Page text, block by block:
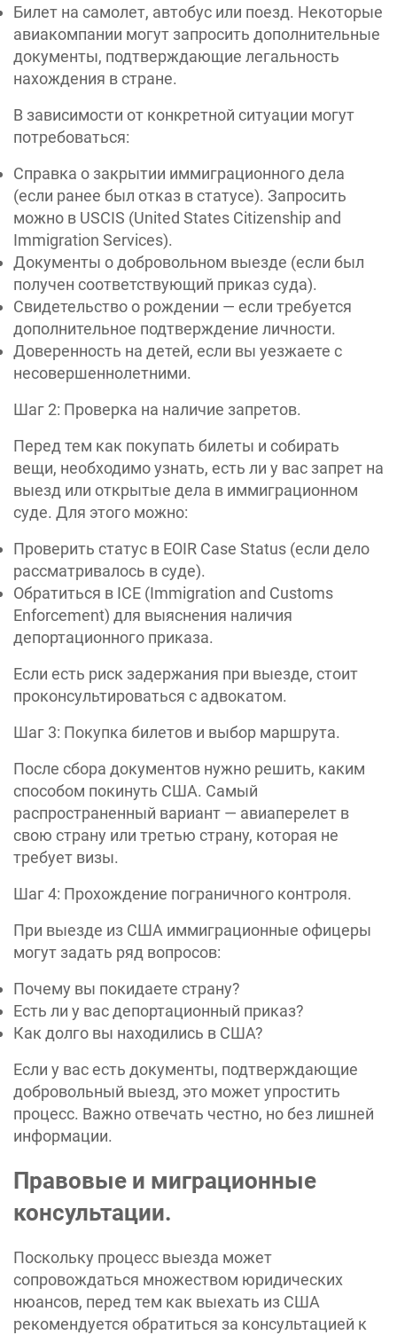
Билет на самолет, автобус или поезд. Некоторые
авиакомпании могут запросить дополнительные
документы, подтверждающие легальность
нахождения в стране.
В зависимости от конкретной ситуации могут
потребоваться:
Справка о закрытии иммиграционного дела
(если ранее был отказ в статусе). Запросить
можно в USCIS (United States Citizenship and
Immigration Services).
Документы о добровольном выезде (если был
получен соответствующий приказ суда).
Свидетельство о рождении — если требуется
дополнительное подтверждение личности.
Доверенность на детей, если вы уезжаете с
несовершеннолетними.
Шаг 2: Проверка на наличие запретов.
Перед тем как покупать билеты и собирать
вещи, необходимо узнать, есть ли у вас запрет на
выезд или открытые дела в иммиграционном
суде. Для этого можно:
Проверить статус в EOIR Case Status (если дело
рассматривалось в суде).
Обратиться в ICE (Immigration and Customs
Enforcement) для выяснения наличия
депортационного приказа.
Если есть риск задержания при выезде, стоит
проконсультироваться с адвокатом.
Шаг 3: Покупка билетов и выбор маршрута.
После сбора документов нужно решить, каким
способом покинуть США. Самый
распространенный вариант — авиаперелет в
свою страну или третью страну, которая не
требует визы.
Шаг 4: Прохождение пограничного контроля.
При выезде из США иммиграционные офицеры
могут задать ряд вопросов:
Почему вы покидаете страну?
Есть ли у вас депортационный приказ?
Как долго вы находились в США?
Если у вас есть документы, подтверждающие
добровольный выезд, это может упростить
процесс. Важно отвечать честно, но без лишней
информации.
Правовые и миграционные
консультации.
Поскольку процесс выезда может
сопровождаться множеством юридических
нюансов, перед тем как выехать из США
рекомендуется обратиться за консультацией к